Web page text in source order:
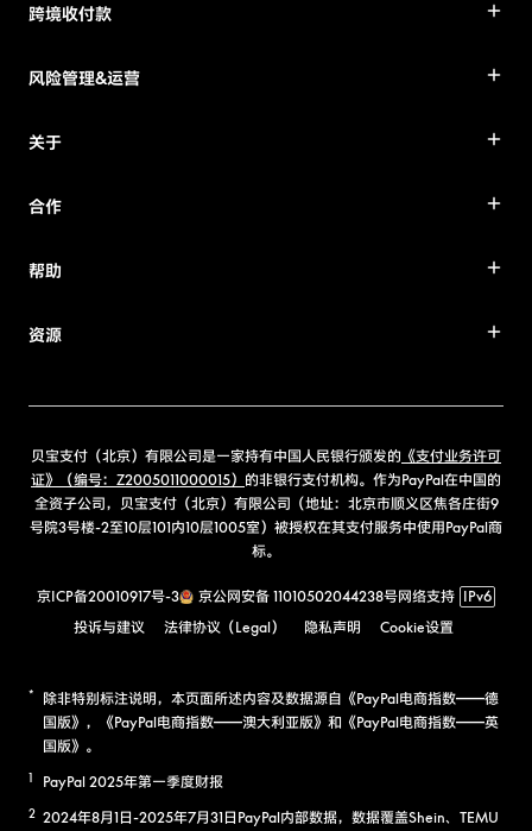
跨境收付款
风险管理&运营
关于
合作
帮助
资源
贝宝支付（北京）有限公司是一家持有中国人民银行颁发的 《支付业务许可
证》（编号：Z2005011000015） 的非银行支付机构。作为PayPal在中国的
全资子公司，贝宝支付（北京）有限公司（地址：北京市顺义区焦各庄街9
号院3号楼-2至10层101内10层1005室）被授权在其支付服务中使用PayPal商
标。
京ICP备20010917号-3 京公网安备 11010502044238号网络支持 IPv6
投诉与建议
法律协议（Legal） 隐私声明 Cookie设置
*
除非特别标注说明，本页面所述内容及数据源自《PayPal电商指数——德
国版》，《PayPal电商指数——澳大利亚版》和《PayPal电商指数——英
国版》。
1 PayPal 2025年第一季度财报
2 2024年8月1日-2025年7月31日PayPal内部数据，数据覆盖Shein、TEMU